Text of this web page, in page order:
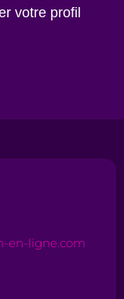
votre profil
en-ligne.com